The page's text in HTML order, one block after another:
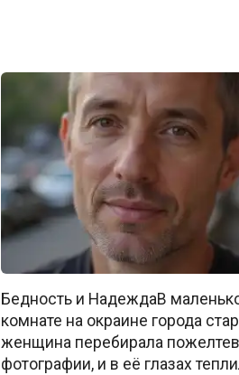
Бедность и НадеждаВ
комнате на окраине города
женщина перебирала
фотографии, и в её глазах